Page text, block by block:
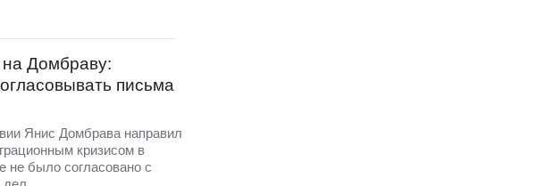
Домбраву:
письма
Янис Домбрава направил
кризисом в
не было согласовано с